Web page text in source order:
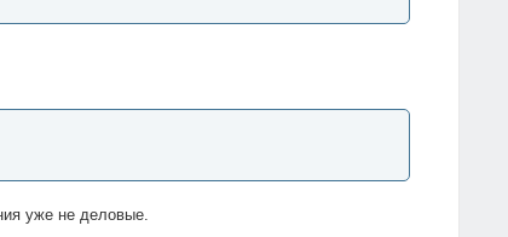
уже не деловые.